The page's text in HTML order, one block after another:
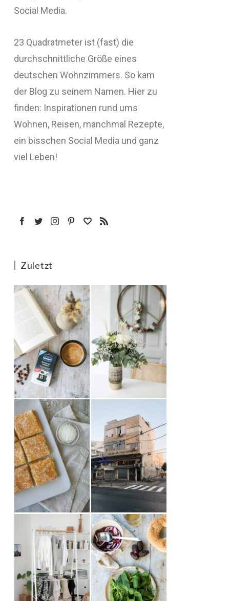
Social Media.
23 Quadratmeter ist (fast) die
durchschnittliche Größe eines
deutschen Wohnzimmers. So kam
der Blog zu seinem Namen. Hier zu
finden: Inspirationen rund ums
Wohnen, Reisen, manchmal Rezepte,
ein bisschen Social Media und ganz
viel Leben!
Zuletzt